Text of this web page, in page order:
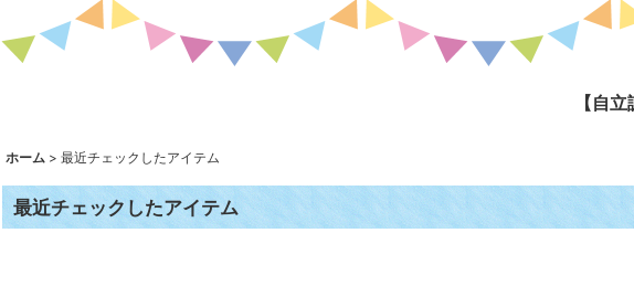
【自
ホーム > 最近チェックしたアイテム
最近チェックしたアイテム